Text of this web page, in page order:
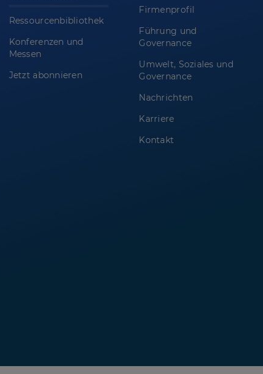
Ressourcenbibliothek
Konferenzen und
Messen
Jetzt abonnieren
Firmenprofil
Führung und
Governance
Umwelt, Soziales und
Governance
Nachrichten
Karriere
Kontakt